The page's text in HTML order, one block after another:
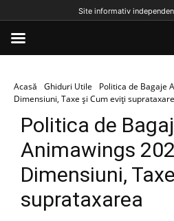
Acasă Ghiduri Utile
Politica de Bagaje
Dimensiuni, Taxe și Cum eviți
Politica de
Animawings
Dimensiuni,
suprataxarea
Site informativ